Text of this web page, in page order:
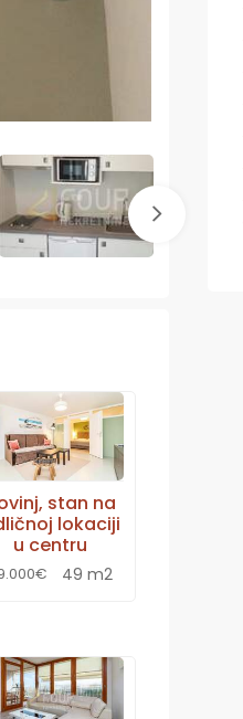
stan na
lokaciji
u centru
49 m2